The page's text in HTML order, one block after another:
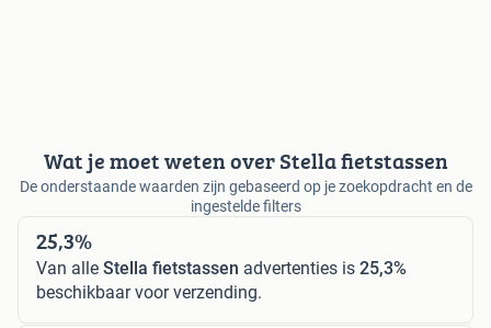
Wat je moet weten over Stella fietstassen
De onderstaande waarden zijn gebaseerd op je zoekopdracht en de
ingestelde filters
25,3%
Van alle Stella fietstassen advertenties is 25,3%
beschikbaar voor verzending.